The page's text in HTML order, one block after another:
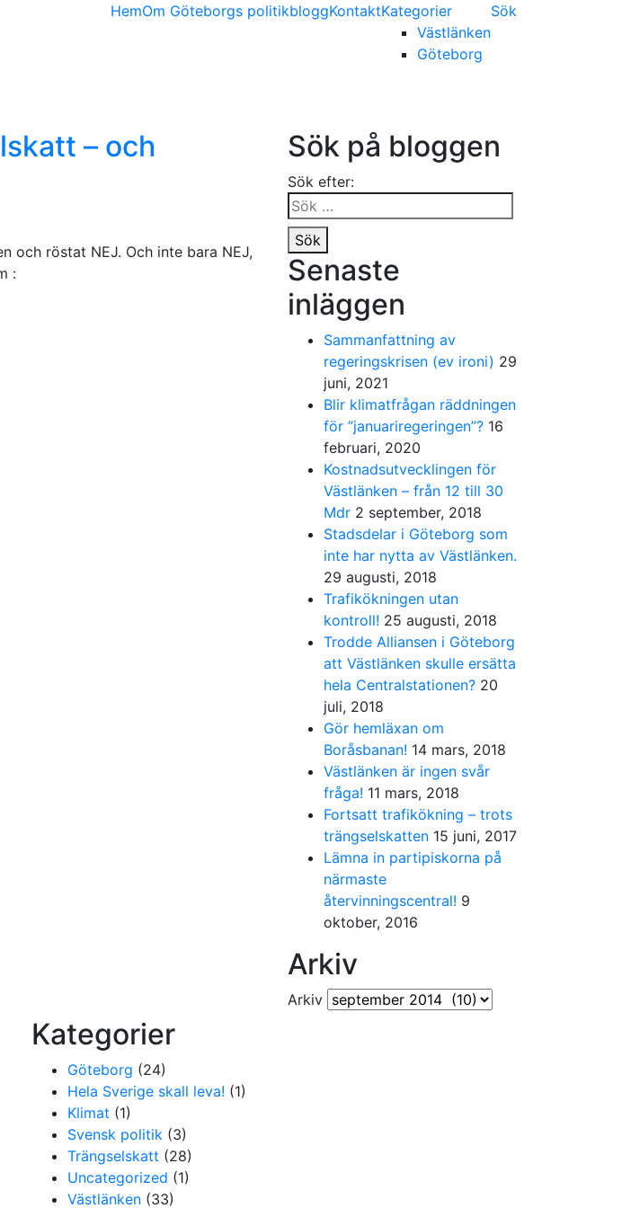
HemOm Göteborgs politikbloggKontaktKategorier
Västlänken
Göteborg
Sök
– och
och röstat NEJ. Och inte bara NEJ,
:
Sök på bloggen
Sök efter:
Sök
Senaste
inläggen
Sammanfattning av
regeringskrisen (ev ironi) 29
juni, 2021
Blir klimatfrågan räddningen
för ”januariregeringen”? 16
februari, 2020
Kostnadsutvecklingen för
Västlänken – från 12 till 30
Mdr 2 september, 2018
Stadsdelar i Göteborg som
inte har nytta av Västlänken.
29 augusti, 2018
Trafikökningen utan
kontroll! 25 augusti, 2018
Trodde Alliansen i Göteborg
att Västlänken skulle ersätta
hela Centralstationen? 20
juli, 2018
Gör hemläxan om
Boråsbanan! 14 mars, 2018
Västlänken är ingen svår
fråga! 11 mars, 2018
Fortsatt trafikökning – trots
trängselskatten 15 juni, 2017
Lämna in partipiskorna på
närmaste
återvinningscentral! 9
oktober, 2016
Arkiv
Arkiv
Kategorier
Göteborg (24)
Hela Sverige skall leva! (1)
Klimat (1)
Svensk politik (3)
Trängselskatt (28)
Uncategorized (1)
Västlänken (33)